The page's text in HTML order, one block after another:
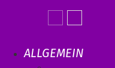
ALLGEMEIN